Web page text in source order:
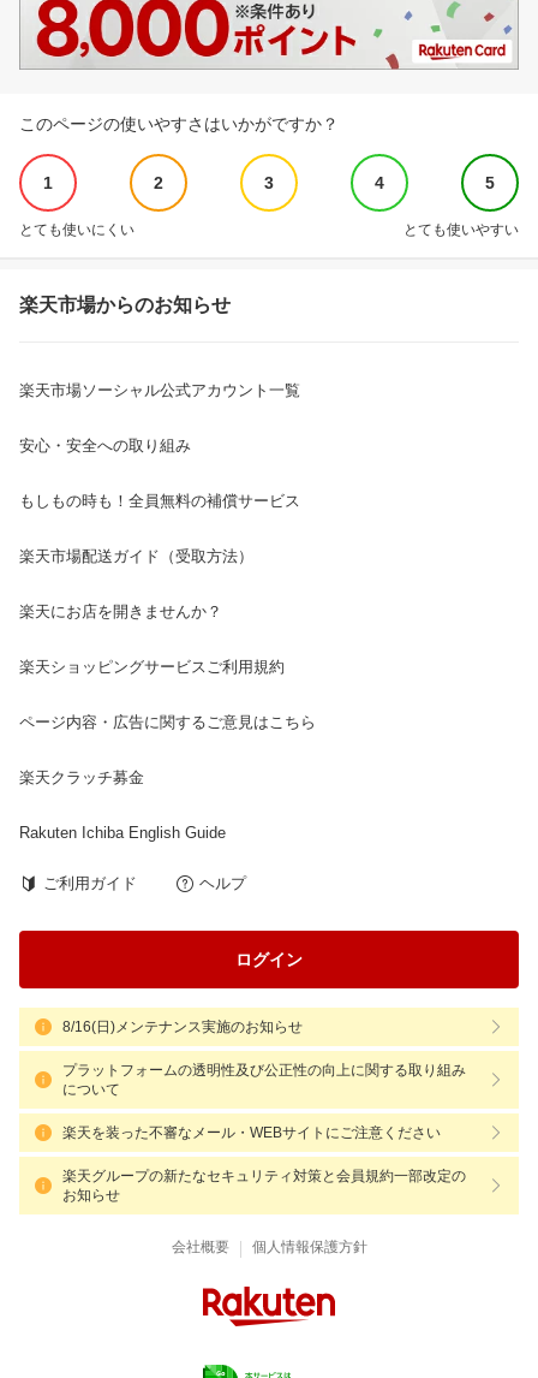
このページの使いやすさはいかがですか？
1 2 3 4 5
とても使いにくい とても使いやすい
楽天市場からのお知らせ
楽天市場ソーシャル公式アカウント一覧
安心・安全への取り組み
もしもの時も！全員無料の補償サービス
楽天市場配送ガイド（受取方法）
楽天にお店を開きませんか？
楽天ショッピングサービスご利用規約
ページ内容・広告に関するご意見はこちら
楽天クラッチ募金
Rakuten Ichiba English Guide
ご利用ガイド ヘルプ
ログイン
8/16(日)メンテナンス実施のお知らせ
プラットフォームの透明性及び公正性の向上に関する取り組み
について
楽天を装った不審なメール・WEBサイトにご注意ください
楽天グループの新たなセキュリティ対策と会員規約一部改定の
お知らせ
会社概要 | 個人情報保護方針